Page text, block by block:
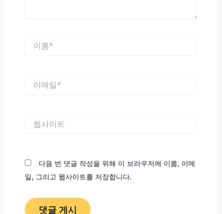
다음 번 댓글 작성을 위해 이 브라우저에 이름, 이메
일, 그리고 웹사이트를 저장합니다.